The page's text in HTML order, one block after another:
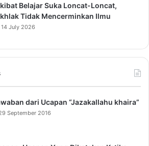
Belajar Suka Loncat-Loncat,
Tidak Mencerminkan Ilmu
14 July 2026
dari Ucapan “Jazakallahu khaira”
September 2016